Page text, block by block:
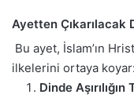
Ayetten
Bu ayet, İslam’ın
ilkelerini ortaya koyar:
Dinde